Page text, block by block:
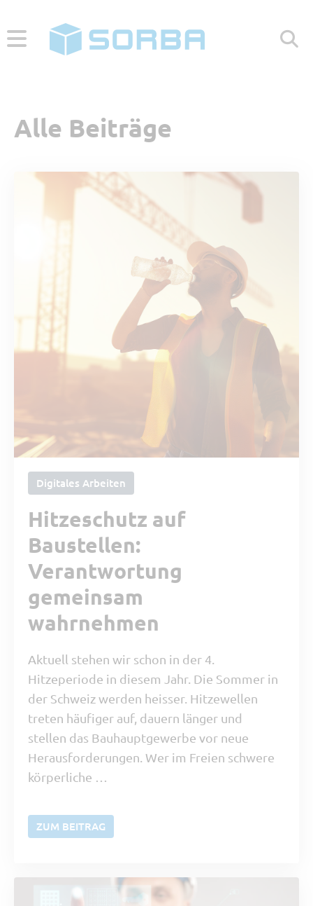
Aktuelle Beiträge
Beliebt
Digitales Arbeiten
Tipp vom Support
SORBA erleben
Alle Beiträge
Digitales Arbeiten
Hitzeschutz auf
Baustellen:
Verantwortung
gemeinsam
wahrnehmen
Aktuell stehen wir schon in der 4.
Hitzeperiode in diesem Jahr. Die Sommer in
der Schweiz werden heisser. Hitzewellen
treten häufiger auf, dauern länger und
stellen das Bauhauptgewerbe vor neue
Herausforderungen. Wer im Freien schwere
körperliche …
ZUM BEITRAG